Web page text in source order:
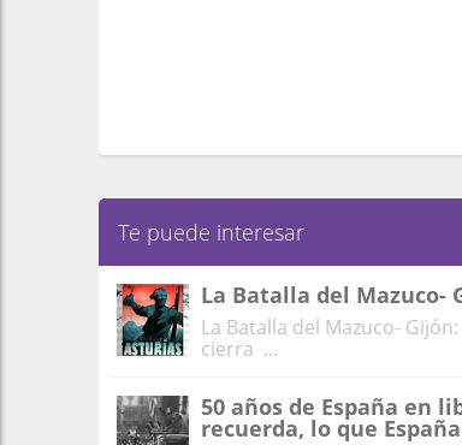
Te puede interesar
La Batalla del Mazuco-
La Batalla del Mazuco-
cierra ...
50 años de España en
recuerda, lo que